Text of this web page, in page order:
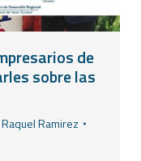
de
sobre las
Raquel Ramirez